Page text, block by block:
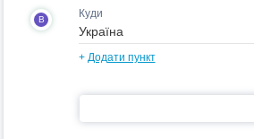
B Куди
+ Додати пункт